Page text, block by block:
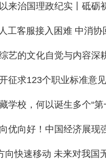
来治国理政纪实丨砥砺
工客服接入困难 中消协
艺的文化自觉与内容深
征求123个职业标准意见
学校，何以诞生多个“第
优向好！中国经济展现
向快速移动 未来对我国